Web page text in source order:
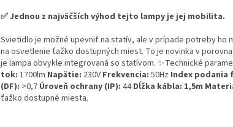
✅ Jednou z najväčších výhod tejto lampy je jej mobilita.
Svietidlo je možné upevniť na statív, ale v prípade potreby ho
na osvetlenie ťažko dostupných miest. To je novinka v
je lampa obvykle integrovaná so statívom. ✨Technické
tok: 1700lm Napätie: 230V Frekvencia: 50Hz Index podania
(DF): >0,7 Úroveň ochrany (IP): 44Dĺžka kábla: 1,5m
ťažko dostupné miesta.